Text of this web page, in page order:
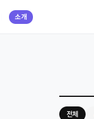
소개
전체